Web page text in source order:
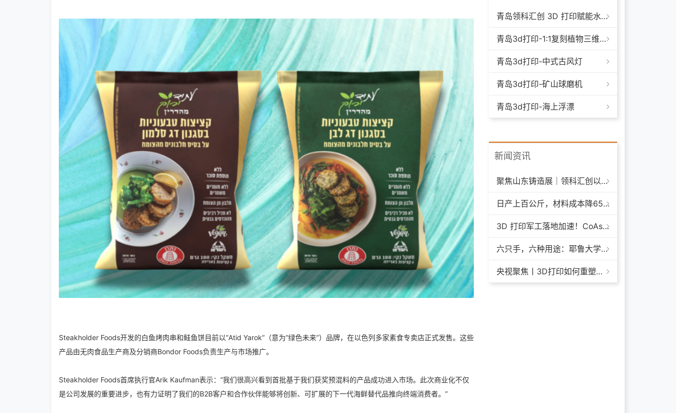
Steakholder Foods开发的白鱼烤肉串和鲑鱼饼目前以“Atid Yarok”（意为“绿色未来”）品牌，在以色列多家素食专卖店正式发售。这些
产品由无肉食品生产商及分销商Bondor Foods负责生产与市场推广。
Steakholder Foods首席执行官Arik Kaufman表示：“我们很高兴看到首批基于我们获奖预混料的产品成功进入市场。此次商业化不仅
是公司发展的重要进步，也有力证明了我们的B2B客户和合作伙伴能够将创新、可扩展的下一代海鲜替代品推向终端消费者。”
青岛领科汇创 3D 打印赋能水下清洁机器人：突破传统制造，深耕海洋智能装备新场景
青岛3d打印-1:1复刻植物三维模型
青岛3d打印-中式古风灯
青岛3d打印-矿山球磨机
青岛3d打印-海上浮漂
新闻资讯
聚焦山东铸造展｜领科汇创以 3D 打印技术赋能铸造模具革新
日产上百公斤，材料成本降65%+，领科汇创FGF颗粒料3D打印机
3D 打印军工落地加速！CoAspire 入选美军 FAMM 导弹项目，RAACM 巡航导弹依托增材制造推进量产
六只手，六种用途：耶鲁大学开发成本仅几百美元的3D打印多功能假肢套装
央视聚焦丨3D打印如何重塑航天制造——1毫米